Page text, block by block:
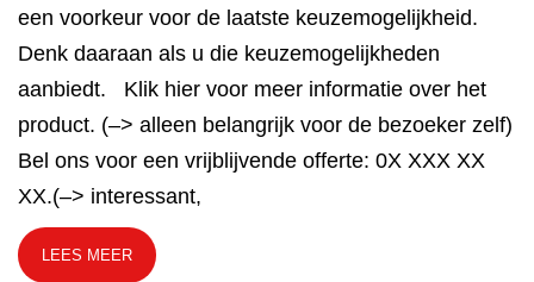
een voorkeur voor de laatste keuzemogelijkheid.
Denk daaraan als u die keuzemogelijkheden
aanbiedt. Klik hier voor meer informatie over het
product. (–> alleen belangrijk voor de bezoeker zelf)
Bel ons voor een vrijblijvende offerte: 0X XXX XX
XX.(–> interessant,
LEES MEER